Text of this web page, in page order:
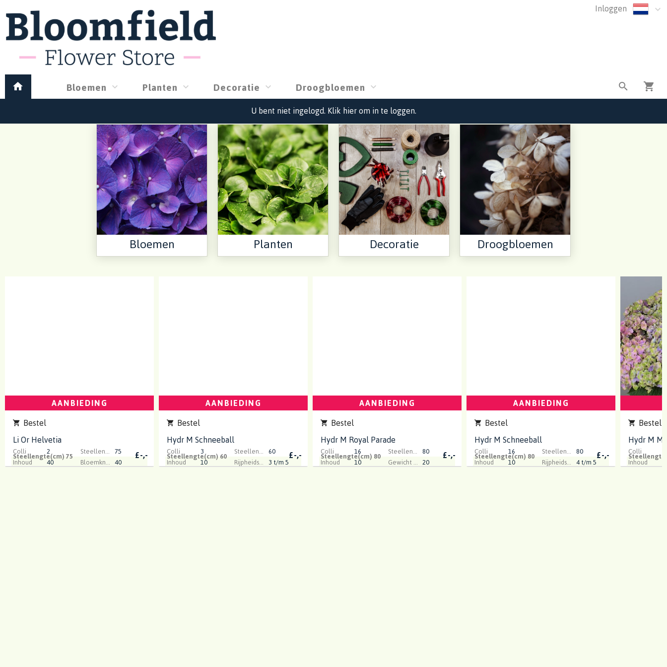
Inloggen
Bloemen Planten Decoratie Droogbloemen
U bent niet ingelogd. Klik hier om in te loggen.
Bloemen Planten Decoratie Droogbloemen
AANBIEDING
Bestel
Li Or Helvetia
Colli 2
75
Inhoud
40 40
£-,-
Steellengte(cm) 75
AANBIEDING
Bestel
Hydr M Schneeball
Colli 3
60
Inhoud
10 3 t/m 5
£-,-
Steellengte(cm) 60
AANBIEDING
Bestel
Hydr M Royal Parade
Colli 16
80
Inhoud
10 20
£-,-
Steellengte(cm) 80
AANBIEDING
Bestel
Hydr M Schneeball
Colli 16
80
Inhoud
10 4 t/m 5
£-,-
Steellengte(cm) 80
Bestel
Hydr M
Colli
Inhoud